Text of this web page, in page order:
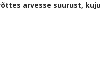
arvesse suurust,